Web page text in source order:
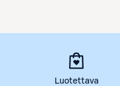
Luotettava